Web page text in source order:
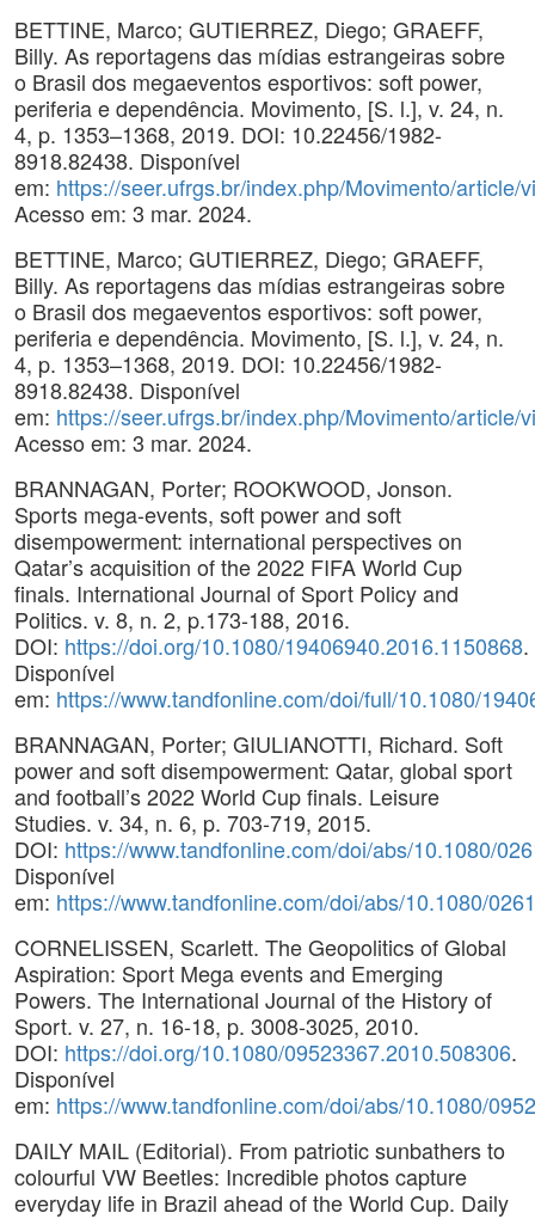
BETTINE, Marco; GUTIERREZ, Diego; GRAEFF,
Billy. As reportagens das mídias estrangeiras sobre
o Brasil dos megaeventos esportivos: soft power,
periferia e dependência. Movimento, [S. l.], v. 24, n.
4, p. 1353–1368, 2019. DOI: 10.22456/1982-
8918.82438. Disponível
em: https://seer.ufrgs.br/index.php/Movimento/article/
Acesso em: 3 mar. 2024.
BETTINE, Marco; GUTIERREZ, Diego; GRAEFF,
Billy. As reportagens das mídias estrangeiras sobre
o Brasil dos megaeventos esportivos: soft power,
periferia e dependência. Movimento, [S. l.], v. 24, n.
4, p. 1353–1368, 2019. DOI: 10.22456/1982-
8918.82438. Disponível
em: https://seer.ufrgs.br/index.php/Movimento/article/
Acesso em: 3 mar. 2024.
BRANNAGAN, Porter; ROOKWOOD, Jonson.
Sports mega-events, soft power and soft
disempowerment: international perspectives on
Qatar’s acquisition of the 2022 FIFA World Cup
finals. International Journal of Sport Policy and
Politics. v. 8, n. 2, p.173-188, 2016.
DOI: https://doi.org/10.1080/19406940.2016.1150868.
Disponível
em: https://www.tandfonline.com/doi/full/10.1080/
BRANNAGAN, Porter; GIULIANOTTI, Richard. Soft
power and soft disempowerment: Qatar, global sport
and football’s 2022 World Cup finals. Leisure
Studies. v. 34, n. 6, p. 703-719, 2015.
DOI: https://www.tandfonline.com/doi/abs/10.1080/
Disponível
em: https://www.tandfonline.com/doi/abs/10.1080/
CORNELISSEN, Scarlett. The Geopolitics of Global
Aspiration: Sport Mega events and Emerging
Powers. The International Journal of the History of
Sport. v. 27, n. 16-18, p. 3008-3025, 2010.
DOI: https://doi.org/10.1080/09523367.2010.508306.
Disponível
em: https://www.tandfonline.com/doi/abs/10.1080/
DAILY MAIL (Editorial). From patriotic sunbathers to
colourful VW Beetles: Incredible photos capture
everyday life in Brazil ahead of the World Cup. Daily